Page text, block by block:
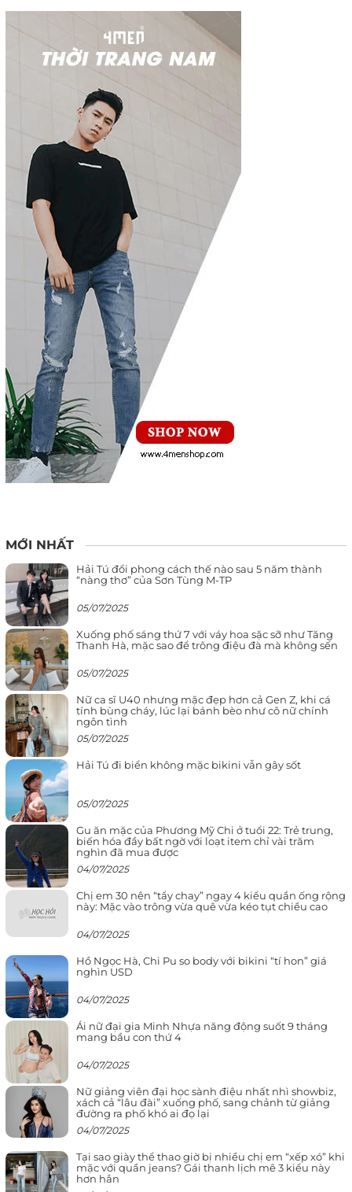
MỚI NHẤT
Hải Tú đổi phong cách thế nào sau 5 năm thành
“nàng thơ” của Sơn Tùng M-TP
05/07/2025
Xuống phố sáng thứ 7 với váy hoa sặc sỡ như Tăng
Thanh Hà, mặc sao để trông điệu đà mà không sến
05/07/2025
Nữ ca sĩ U40 nhưng mặc đẹp hơn cả Gen Z, khi cá
tính bùng cháy, lúc lại bánh bèo như cô nữ chính
ngôn tình
05/07/2025
Hải Tú đi biển không mặc bikini vẫn gây sốt
05/07/2025
Gu ăn mặc của Phương Mỹ Chi ở tuổi 22: Trẻ trung,
biến hóa đầy bất ngờ với loạt item chỉ vài trăm
nghìn đã mua được
04/07/2025
Chị em 30 nên “tẩy chay” ngay 4 kiểu quần ống rộng
này: Mặc vào trông vừa quê vừa kéo tụt chiều cao
04/07/2025
Hồ Ngọc Hà, Chi Pu so body với bikini “tí hon” giá
nghìn USD
04/07/2025
Ái nữ đại gia Minh Nhựa năng động suốt 9 tháng
mang bầu con thứ 4
04/07/2025
Nữ giảng viên đại học sành điệu nhất nhì showbiz,
xách cả “lâu đài” xuống phố, sang chảnh từ giảng
đường ra phố khó ai đọ lại
04/07/2025
Tại sao giày thể thao giờ bị nhiều chị em “xếp xó” khi
mặc với quần jeans? Gái thanh lịch mê 3 kiểu này
hơn hẳn